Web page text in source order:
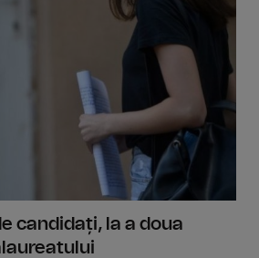
candidați, la a doua